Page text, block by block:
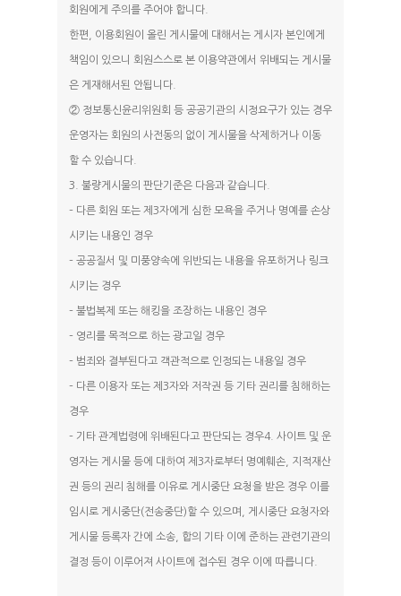
회원에게 주의를 주어야 합니다.
한편, 이용회원이 올린 게시물에 대해서는 게시자 본인에게
책임이 있으니 회원스스로 본 이용약관에서 위배되는 게시물
은 게재해서된 안됩니다.
② 정보통신윤리위원회 등 공공기관의 시정요구가 있는 경우
운영자는 회원의 사전동의 없이 게시물을 삭제하거나 이동
할 수 있습니다.
3. 불량게시물의 판단기준은 다음과 같습니다.
– 다른 회원 또는 제3자에게 심한 모욕을 주거나 명예를 손상
시키는 내용인 경우
– 공공질서 및 미풍양속에 위반되는 내용을 유포하거나 링크
시키는 경우
– 불법복제 또는 해킹을 조장하는 내용인 경우
– 영리를 목적으로 하는 광고일 경우
– 범죄와 결부된다고 객관적으로 인정되는 내용일 경우
– 다른 이용자 또는 제3자와 저작권 등 기타 권리를 침해하는
경우
– 기타 관계법령에 위배된다고 판단되는 경우4. 사이트 및 운
영자는 게시물 등에 대하여 제3자로부터 명예훼손, 지적재산
권 등의 권리 침해를 이유로 게시중단 요청을 받은 경우 이를
임시로 게시중단(전송중단)할 수 있으며, 게시중단 요청자와
게시물 등록자 간에 소송, 합의 기타 이에 준하는 관련기관의
결정 등이 이루어져 사이트에 접수된 경우 이에 따릅니다.